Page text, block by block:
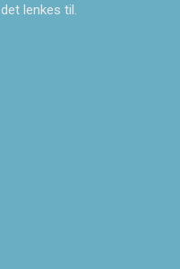
lenkes til.